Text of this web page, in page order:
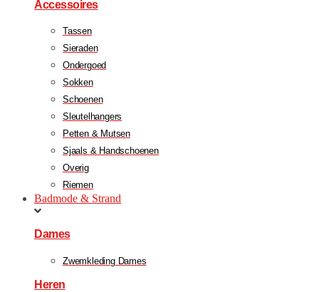
Accessoires
Tassen
Sieraden
Ondergoed
Sokken
Schoenen
Sleutelhangers
Petten & Mutsen
Sjaals & Handschoenen
Overig
Riemen
Badmode & Strand
Dames
Zwemkleding Dames
Heren